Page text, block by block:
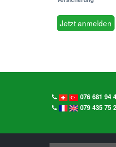
076 681 94
079 435 75